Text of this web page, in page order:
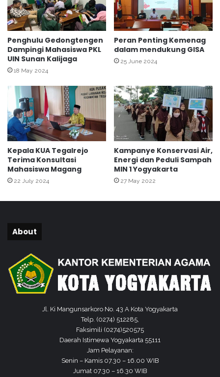
t
i
G
l
a
d
i
e
s
i
h
U
p
a
c
a
a
e
i
S
t
a
n
d
A
g
o
t
a
n
y
a
d
i
A
K
A
Penghulu Gedongtengen
Dampingi Mahasiswa PKL
UIN Sunan Kalijaga
18 May 2024
Peran Penting Kemenag
dalam mendukung GISA
25 June 2024
Kepala KUA Tegalrejo
Terima Konsultasi
Mahasiswa Magang
22 July 2024
Kampanye Konservasi Air,
Energi dan Peduli Sampah
MIN 1 Yogyakarta
27 May 2022
About
Jl. Ki Mangunsarkoro No. 43 A Kota Yogyakarta
Telp. (0274) 512285,
Faksimili (0274)520575
Daerah Istimewa Yogyakarta 55111
Jam Pelayanan:
Senin – Kamis 07.30 – 16.00 WIB
Jumat 07.30 – 16.30 WIB